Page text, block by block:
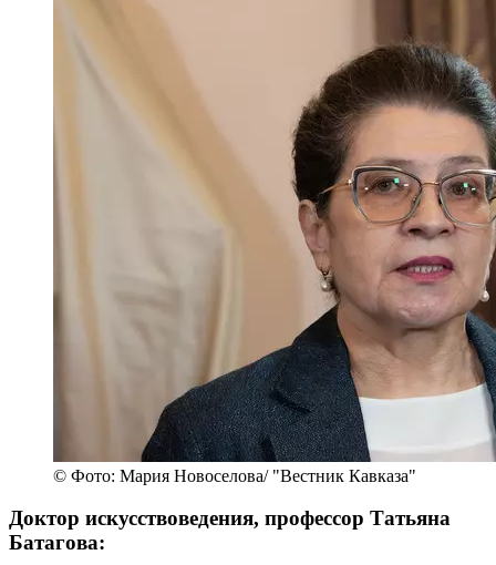
© Фото: Мария Новоселова/ "Вестник Кавказа"
Доктор искусствоведения, профессор Татьяна
Батагова: